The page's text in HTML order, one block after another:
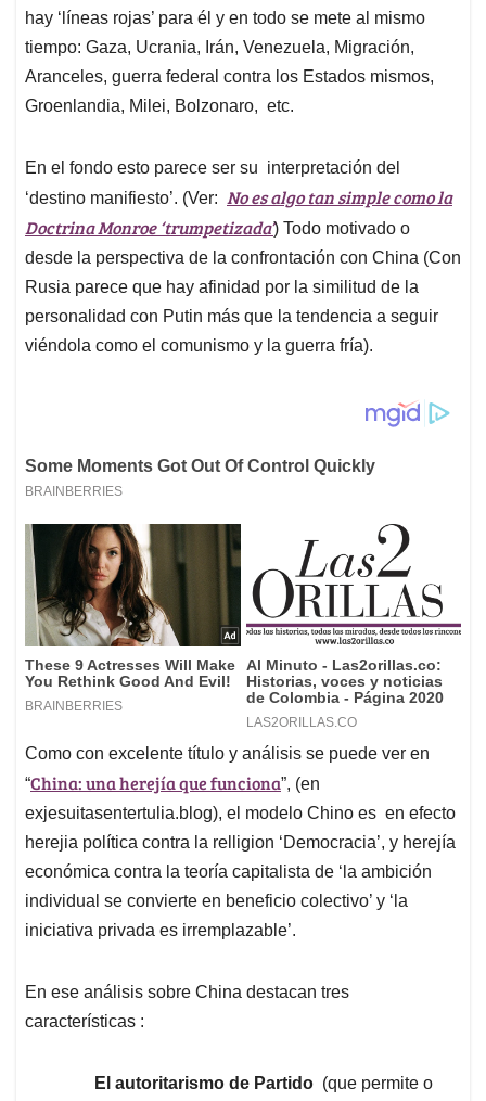
hay ‘líneas rojas’ para él y en todo se mete al mismo
tiempo: Gaza, Ucrania, Irán, Venezuela, Migración,
Aranceles, guerra federal contra los Estados mismos,
Groenlandia, Milei, Bolzonaro, etc.
En el fondo esto parece ser su interpretación del
‘destino manifiesto’. (Ver: No es algo tan simple como la
Doctrina Monroe ‘trumpetizada’) Todo motivado o
desde la perspectiva de la confrontación con China (Con
Rusia parece que hay afinidad por la similitud de la
personalidad con Putin más que la tendencia a seguir
viéndola como el comunismo y la guerra fría).
Como con excelente título y análisis se puede ver en
“China: una herejía que funciona”, (en
exjesuitasentertulia.blog), el modelo Chino es en efecto
herejia política contra la relligion ‘Democracia’, y herejía
económica contra la teoría capitalista de ‘la ambición
individual se convierte en beneficio colectivo’ y ‘la
iniciativa privada es irremplazable’.
En ese análisis sobre China destacan tres
características :
El autoritarismo de Partido (que permite o